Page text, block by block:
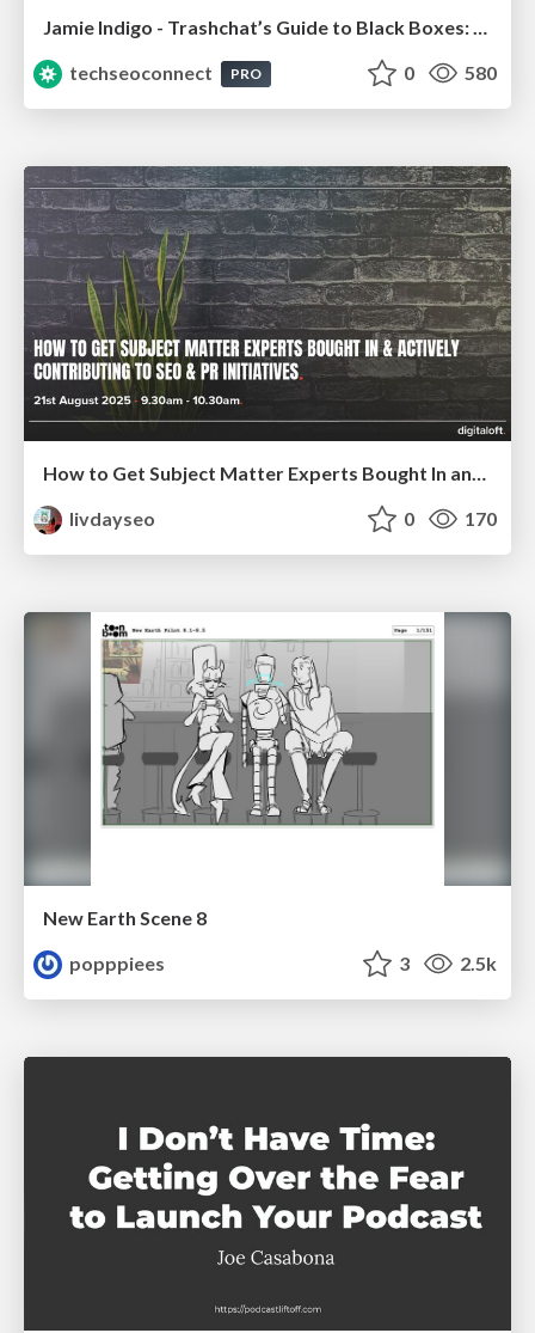
Jamie Indigo - Trashchat’s Guide to Black Boxes: Technical SEO Tactics for LLMs
techseoconnect
PRO 0 580
livdayseo
0 170
New Earth Scene 8
popppiees
3 2.5k